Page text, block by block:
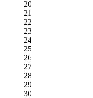
20
21
22
23
24
25
26
27
28
29
30